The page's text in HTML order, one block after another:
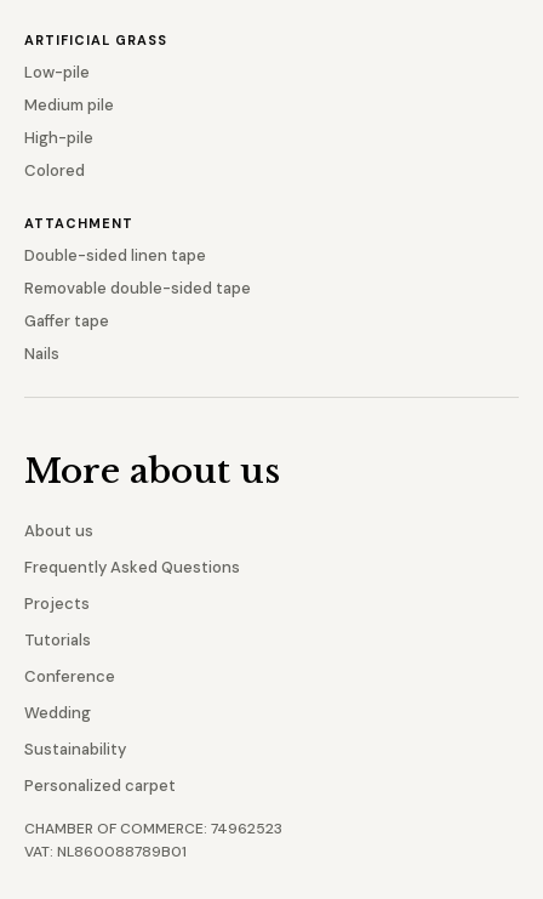
ARTIFICIAL GRASS
Low-pile
Medium pile
High-pile
Colored
ATTACHMENT
Double-sided linen tape
Removable double-sided tape
Gaffer tape
Nails
More about us
About us
Frequently Asked Questions
Projects
Tutorials
Conference
Wedding
Sustainability
Personalized carpet
CHAMBER OF COMMERCE: 74962523
VAT: NL860088789B01